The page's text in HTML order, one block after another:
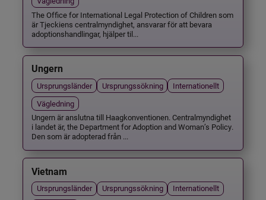
The Office for International Legal Protection of Children som
är Tjeckiens centralmyndighet, ansvarar för att bevara
adoptionshandlingar, hjälper til...
Ungern
Ursprungsländer Ursprungssökning
Internationellt
Vägledning
Ungern är anslutna till Haagkonventionen. Centralmyndighet
i landet är, the Department for Adoption and Woman’s Policy.
Den som är adopterad från ...
Vietnam
Ursprungsländer Ursprungssökning
Internationellt